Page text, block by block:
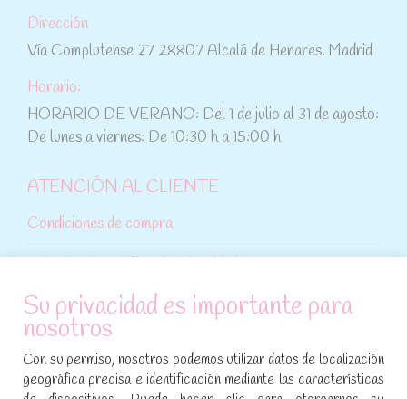
Dirección
Vía Complutense 27 28807 Alcalá de Henares. Madrid
Horario:
HORARIO DE VERANO: Del 1 de julio al 31 de agosto:
De lunes a viernes: De 10:30 h a 15:00 h
ATENCIÓN AL CLIENTE
Condiciones de compra
Política de cookies
SÍGUENOS EN REDES SOCIALES
Encuéntranos en:
Su privacidad es importante para
nosotros
Con su permiso, nosotros podemos utilizar datos de localización
geográfica precisa e identificación mediante las características